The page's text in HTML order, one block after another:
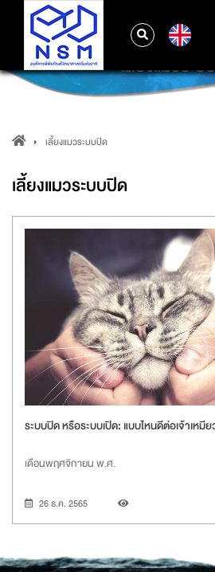
เลี้ยงแมวระ
เลี้ยงแมวระบบปิด
เลี้ยงแมวระบบปิด
ระบบปิด หรือระบบเปิด: แบบไหนดีต่อเจ้าเหมีย
เดือนพฤศจิกายน พ.ศ.
26 ธ.ค. 2565